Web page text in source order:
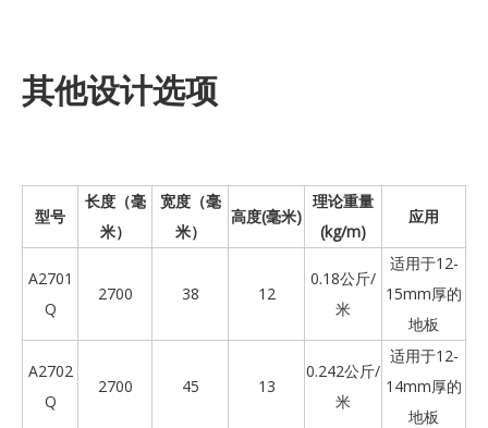
其他设计选项
型号
长度（毫
米）
宽度（毫
米）
高度(毫米)
理论重量
(kg/m)
应用
A2701
Q
2700 38 12
0.18公斤/
米
适用于12-
15mm厚的
地板
A2702
Q
2700 45 13
0.242公斤/
米
适用于12-
14mm厚的
地板